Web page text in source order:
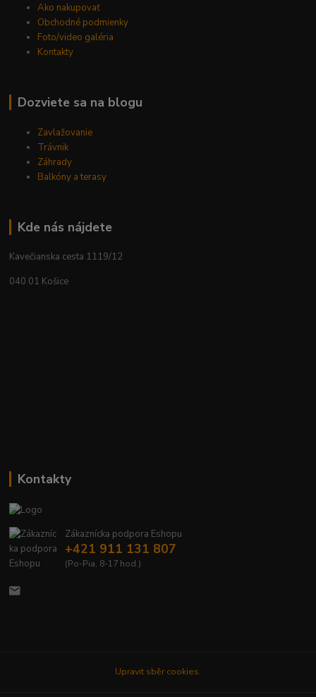
Ako nakupovať
Obchodné podmienky
Foto/video galéria
Kontakty
Dozviete sa na blogu
Zavlažovanie
Trávnik
Záhrady
Balkóny a terasy
Kde nás nájdete
Kavečianska cesta 1119/12
040 01 Košice
Kontakty
Zákaznícka podpora Eshopu
+421 911 131 807
(Po-Pia, 8-17 hod.)
Upravit sběr cookies.